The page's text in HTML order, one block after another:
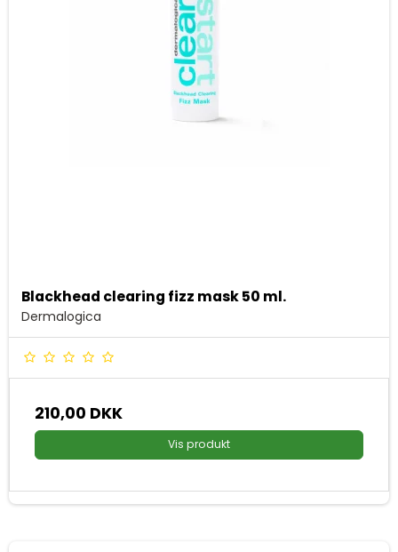
Blackhead clearing fizz mask 50 ml.
Dermalogica
210,00 DKK
Vis produkt